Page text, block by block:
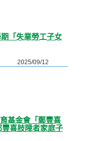
「失業勞工子女
2025/09/12
基金會「鄭豐喜
喜肢障者家庭子